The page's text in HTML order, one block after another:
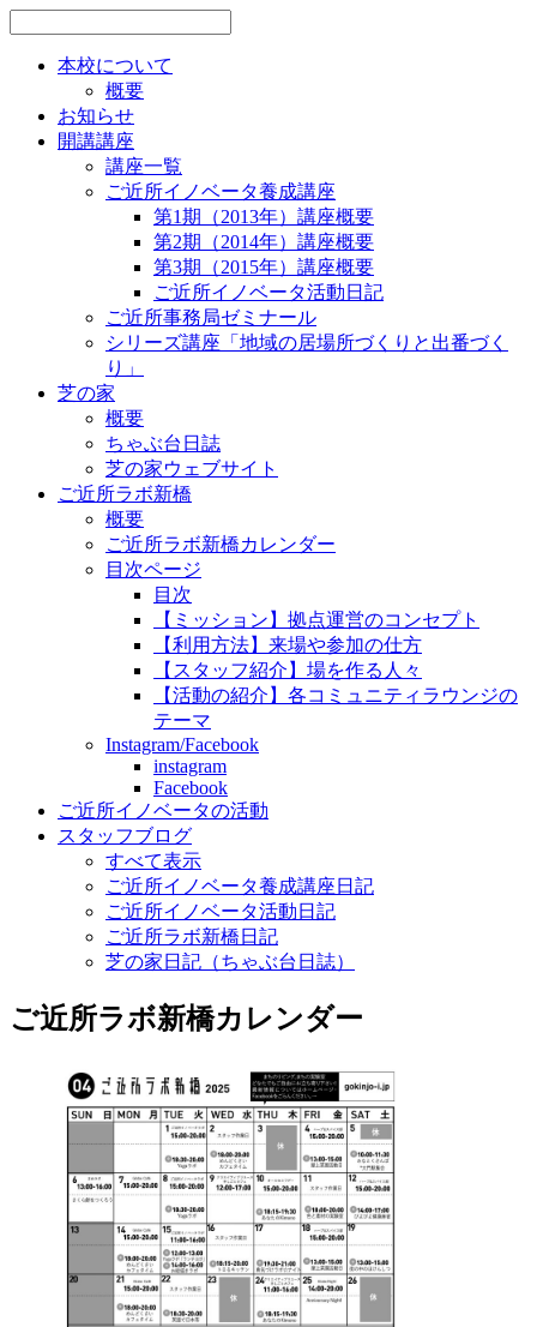
本校について
概要
お知らせ
開講講座
講座一覧
ご近所イノベータ養成講座
第1期（2013年）講座概要
第2期（2014年）講座概要
第3期（2015年）講座概要
ご近所イノベータ活動日記
ご近所事務局ゼミナール
シリーズ講座「地域の居場所づくりと出番づく
り」
芝の家
概要
ちゃぶ台日誌
芝の家ウェブサイト
ご近所ラボ新橋
概要
ご近所ラボ新橋カレンダー
目次ページ
目次
【ミッション】拠点運営のコンセプト
【利用方法】来場や参加の仕方
【スタッフ紹介】場を作る人々
【活動の紹介】各コミュニティラウンジの
テーマ
Instagram/Facebook
instagram
Facebook
ご近所イノベータの活動
スタッフブログ
すべて表示
ご近所イノベータ養成講座日記
ご近所イノベータ活動日記
ご近所ラボ新橋日記
芝の家日記（ちゃぶ台日誌）
ご近所ラボ新橋カレンダー